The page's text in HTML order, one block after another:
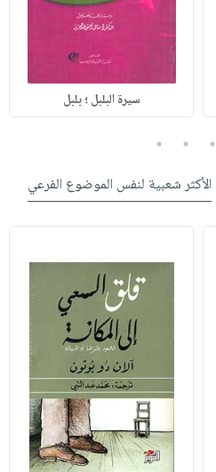
سيرة البلبل ؛ بلبل
2
3
4
الأكثر شعبية لنفس الموضوع الفرعي